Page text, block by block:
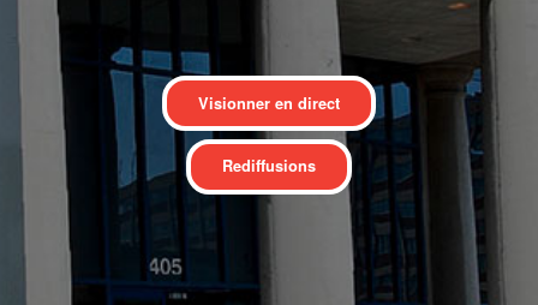
Visionner en direct
Rediffusions